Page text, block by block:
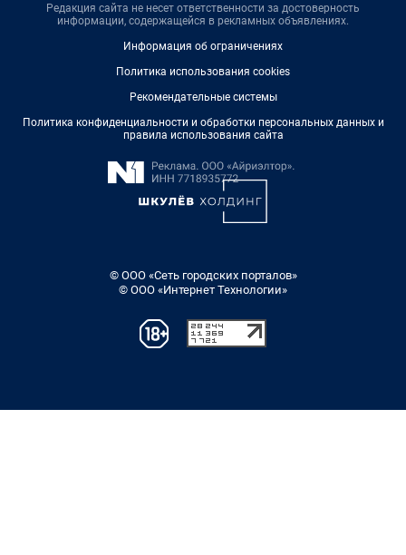
Редакция сайта не несет ответственности за достоверность
информации, содержащейся в рекламных объявлениях.
Информация об ограничениях
Политика использования cookies
Рекомендательные системы
Политика конфиденциальности и обработки персональных данных и
правила использования сайта
© ООО «Сеть городских порталов»
© ООО «Интернет Технологии»